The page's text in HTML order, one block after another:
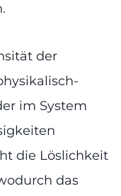
der
im System
die Löslichkeit
das